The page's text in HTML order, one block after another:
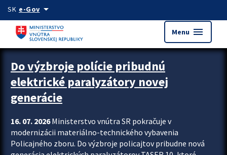
Preskocit na hlavný obsah
SK e-Govarrow_drop_down
Menu menu
Zastavit automatický posun upútavok
Do výzbroje polície pribudnú
elektrické paralyzátory novej
generácie
16. 07. 2026Ministerstvo vnútra SR pokračuje v
modernizácii materiálno-technického vybavenia
Policajného zboru. Do výzbroje policajtov pribudne nová